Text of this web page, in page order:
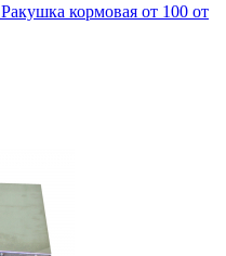
Ракушка кормовая от 100 от